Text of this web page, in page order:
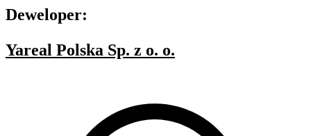
Deweloper:
Yareal Polska Sp. z o. o.